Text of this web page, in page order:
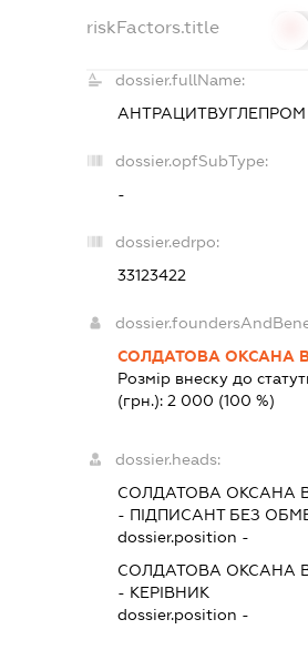
riskFactors.title
dossier.fullName:
АНТРАЦИТВУГЛЕПРОМ
dossier.opfSubType:
-
dossier.edrpo:
33123422
СОЛДАТОВА ОКСАНА
Розмір внеску до
(грн.):2 000 (100 %)
dossier.heads:
СОЛДАТОВА ОКСАНА
- ПІДПИСАНТБЕЗ
dossier.position -
СОЛДАТОВА ОКСАНА
- КЕРІВНИК
dossier.position -